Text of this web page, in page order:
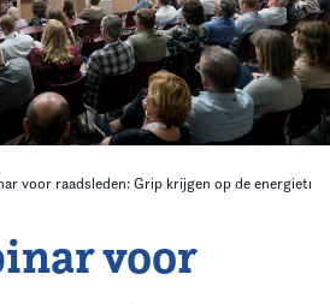
voor raadsleden: Grip krijgen op de
voor